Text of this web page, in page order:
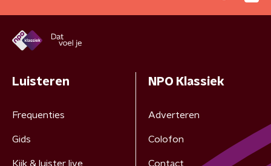
Luisteren
Frequenties
Gids
Kijk & luister live
NPO Klassiek
Adverteren
Colofon
Contact